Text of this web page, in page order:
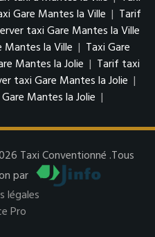
Gare Mantes la Ville | Tarif
taxi Gare Mantes la Ville
Mantes la Ville | Taxi Gare
Mantes la Jolie | Tarif taxi
taxi Gare Mantes la Jolie |
Mantes la Jolie |
Taxi Conventionné .Tous
par
légales
Pro